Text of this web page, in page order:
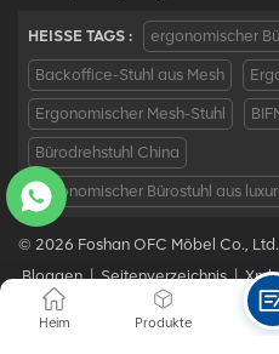
HEISSE TAGS : ergonomischer
Backoffice-Stuhl aus Mesh
Ergonomischer Mesh-Stuhl
Bürodrehstuhl China
Ergonomischer Bürostuhl aus
© 2026 Foshan OFC Möbel Co.,
Bloggen | Seitenverzeichnis | Xml
IPv6 NETZWERK UNTERSTÜTZT
Heim Produkte